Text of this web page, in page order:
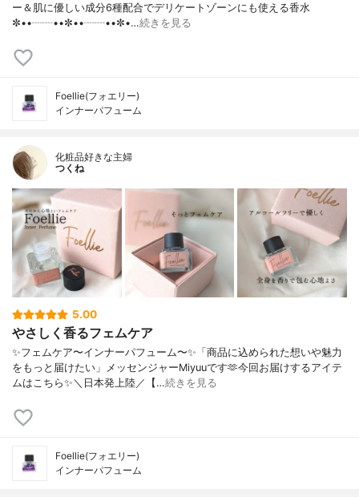
ー＆肌に優しい成分6種配合でデリケートゾーンにも使える香水
✼••┈┈••✼••┈┈••✼•…続きを見る
Foellie(フォエリー)
インナーパフューム
化粧品好きな主婦
つくね
5.00
やさしく香るフェムケア
✨フェムケア〜インナーパフューム〜✨「商品に込められた想いや魅力
をもっと届けたい」メッセンジャーMiyuuです🫶今回お届けするアイテ
ムはこちら✨＼日本発上陸／【…続きを見る
Foellie(フォエリー)
インナーパフューム